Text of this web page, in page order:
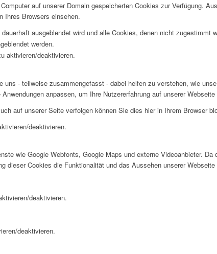
auf unserer Domain gespeicherten Cookies zur Verfügung.
Ihres Browsers einsehen.
ausgeblendet wird und alle Cookies, denen nicht
werden.
aktivieren/deaktivieren.
uns - teilweise zusammengefasst - dabei helfen zu verstehen, wie
anpassen, um Ihre Nutzererfahrung auf unserer
auf unserer Seite verfolgen können Sie dies hier in Ihrem Browser
deaktivieren.
wie Google Webfonts, Google Maps und externe Videoanbieter.
dieser Cookies die Funktionalität und das Aussehen unserer
deaktivieren.
deaktivieren.